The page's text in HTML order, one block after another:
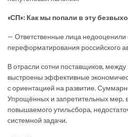
«СП»: Как мы попали в эту
— Ответственные лица недооценили
переформатирования российского
В отрасли сотни поставщиков,
выстроены эффективные
с ориентацией на развитие.
Упрощённых и запретительных мер,
повышаемого утильсбора,
системной задачи.